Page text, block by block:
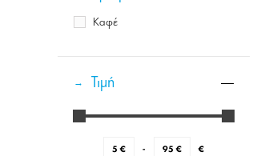
Καφέ
Τιμή
5 € - 95 € €